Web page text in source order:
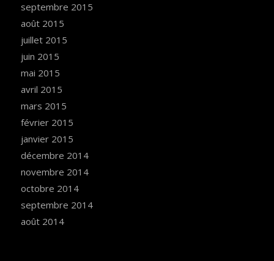
septembre 2015
août 2015
juillet 2015
juin 2015
mai 2015
avril 2015
mars 2015
février 2015
janvier 2015
décembre 2014
novembre 2014
octobre 2014
septembre 2014
août 2014